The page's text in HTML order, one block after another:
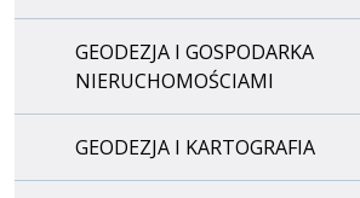
GEODEZJA I GOSPODARKA
NIERUCHOMOŚCIAMI
GEODEZJA I KARTOGRAFIA